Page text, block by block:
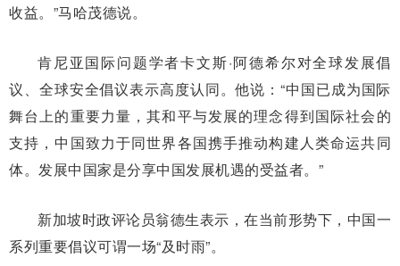
收益。”马哈茂德说。
肯尼亚国际问题学者卡文斯·阿德希尔对全球发展倡
议、全球安全倡议表示高度认同。他说：“中国已成为国际
舞台上的重要力量，其和平与发展的理念得到国际社会的
支持，中国致力于同世界各国携手推动构建人类命运共同
体。发展中国家是分享中国发展机遇的受益者。”
新加坡时政评论员翁德生表示，在当前形势下，中国一
系列重要倡议可谓一场“及时雨”。